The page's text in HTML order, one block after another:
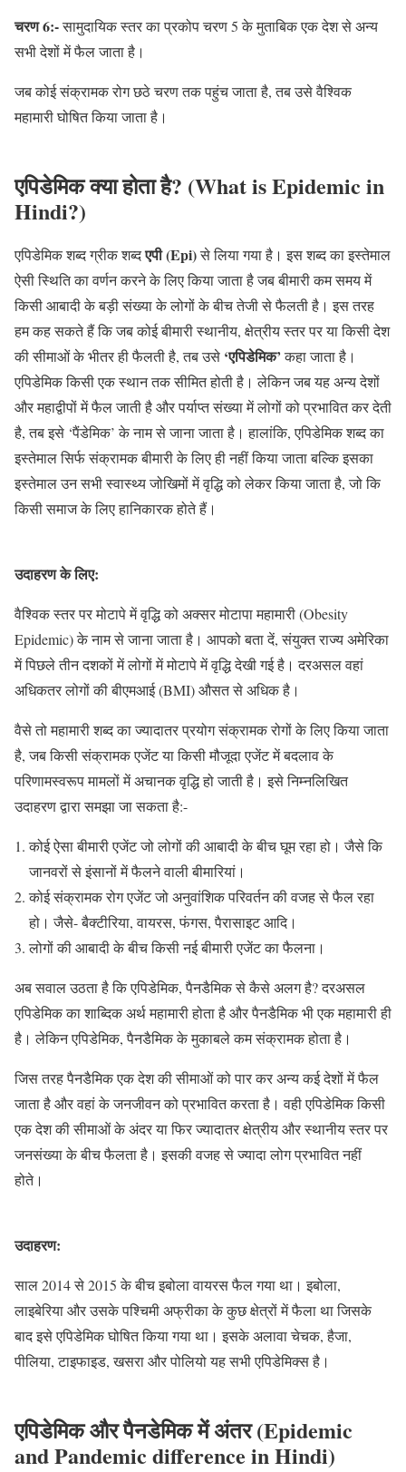
चरण 6:-सामुदायिक स्तर का प्रकोप चरण 5 के मुताबिक एक देश से अन्य
सभी देशों में फैल जाता है।
जब कोई संक्रामक रोग छठे चरण तक पहुंच जाता है, तब उसे वैश्विक
महामारी घोषित किया जाता है।
एपिडेमिक क्या होता है? (What is Epidemic in
Hindi?)
एपिडेमिक शब्द ग्रीक शब्दएपी (Epi)से लिया गया है। इस शब्द का इस्तेमाल
ऐसी स्थिति का वर्णन करने के लिए किया जाता है जब बीमारी कम समय में
किसी आबादी के बड़ी संख्या के लोगों के बीच तेजी से फैलती है। इस तरह
हम कह सकते हैं कि जब कोई बीमारी स्थानीय, क्षेत्रीय स्तर पर या किसी देश
की सीमाओं के भीतर ही फैलती है, तब उसे ‘एपिडेमिक’कहा जाता है।
एपिडेमिक किसी एक स्थान तक सीमित होती है। लेकिन जब यह अन्य देशों
और महाद्वीपों में फैल जाती है और पर्याप्त संख्या में लोगों को प्रभावित कर देती
है, तब इसे ‘पैंडेमिक’ के नाम से जाना जाता है। हालांकि, एपिडेमिक शब्द का
इस्तेमाल सिर्फ संक्रामक बीमारी के लिए ही नहीं किया जाता बल्कि इसका
इस्तेमाल उन सभी स्वास्थ्य जोखिमों में वृद्धि को लेकर किया जाता है, जो कि
किसी समाज के लिए हानिकारक होते हैं।
उदाहरण के लिए:
वैश्विक स्तर पर मोटापे में वृद्धि को अक्सर मोटापा महामारी (Obesity
Epidemic) के नाम से जाना जाता है। आपको बता दें, संयुक्त राज्य अमेरिका
में पिछले तीन दशकों में लोगों में मोटापे में वृद्धि देखी गई है। दरअसल वहां
अधिकतर लोगों की बीएमआई (BMI) औसत से अधिक है।
वैसे तो महामारी शब्द का ज्यादातर प्रयोग संक्रामक रोगों के लिए किया जाता
है, जब किसी संक्रामक एजेंट या किसी मौजूदा एजेंट में बदलाव के
परिणामस्वरूप मामलों में अचानक वृद्धि हो जाती है। इसे निम्नलिखित
उदाहरण द्वारा समझा जा सकता है:-
कोई ऐसा बीमारी एजेंट जो लोगों की आबादी के बीच घूम रहा हो। जैसे कि
जानवरों से इंसानों में फैलने वाली बीमारियां।
कोई संक्रामक रोग एजेंट जो अनुवांशिक परिवर्तन की वजह से फैल रहा
हो। जैसे- बैक्टीरिया, वायरस, फंगस, पैरासाइट आदि।
लोगों की आबादी के बीच किसी नई बीमारी एजेंट का फैलना।
अब सवाल उठता है कि एपिडेमिक, पैनडैमिक से कैसे अलग है? दरअसल
एपिडेमिक का शाब्दिक अर्थ महामारी होता है और पैनडैमिक भी एक महामारी ही
है। लेकिन एपिडेमिक, पैनडैमिक के मुकाबले कम संक्रामक होता है।
जिस तरह पैनडैमिक एक देश की सीमाओं को पार कर अन्य कई देशों में फैल
जाता है और वहां के जनजीवन को प्रभावित करता है। वही एपिडेमिक किसी
एक देश की सीमाओं के अंदर या फिर ज्यादातर क्षेत्रीय और स्थानीय स्तर पर
जनसंख्या के बीच फैलता है। इसकी वजह से ज्यादा लोग प्रभावित नहीं
होते।
उदाहरण:
साल 2014 से 2015 के बीच इबोला वायरस फैल गया था। इबोला,
लाइबेरिया और उसके पश्चिमी अफ्रीका के कुछ क्षेत्रों में फैला था जिसके
बाद इसे एपिडेमिक घोषित किया गया था। इसके अलावा चेचक, हैजा,
पीलिया, टाइफाइड, खसरा और पोलियो यह सभी एपिडेमिक्स है।
एपिडेमिक और पैनडेमिक में अंतर (Epidemic
and Pandemic difference in Hindi)